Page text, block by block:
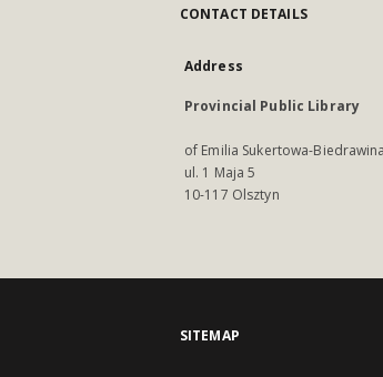
CONTACT DETAILS
Address
Provincial Public Library
of Emilia Sukertowa-Biedrawina
ul. 1 Maja 5
10-117 Olsztyn
SITEMAP